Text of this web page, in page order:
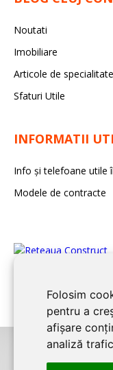
Folosim
pentru a
afișare
analiză
Noutati
Imobiliare
Articole de specialitate
Sfaturi Utile
INFORMATII
Info și telefoane utile
Modele de contracte
CLUJ CONSTRUCT